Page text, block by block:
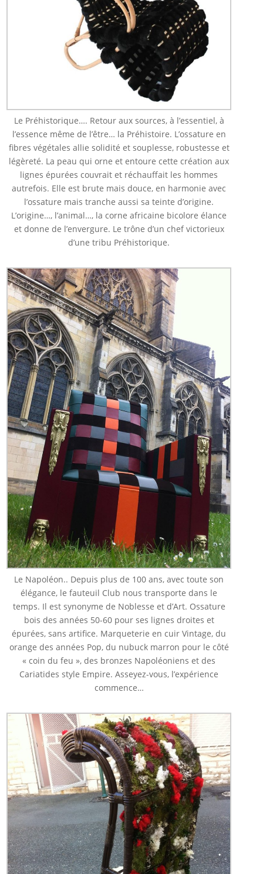
Le Préhistorique…. Retour aux sources, à l’essentiel, à
l’essence même de l’être… la Préhistoire. L’ossature en
fibres végétales allie solidité et souplesse, robustesse et
légèreté. La peau qui orne et entoure cette création aux
lignes épurées couvrait et réchauffait les hommes
autrefois. Elle est brute mais douce, en harmonie avec
l’ossature mais tranche aussi sa teinte d’origine.
L’origine…, l’animal…, la corne africaine bicolore élance
et donne de l’envergure. Le trône d’un chef victorieux
d’une tribu Préhistorique.
Le Napoléon.. Depuis plus de 100 ans, avec toute son
élégance, le fauteuil Club nous transporte dans le
temps. Il est synonyme de Noblesse et d’Art. Ossature
bois des années 50-60 pour ses lignes droites et
épurées, sans artifice. Marqueterie en cuir Vintage, du
orange des années Pop, du nubuck marron pour le côté
« coin du feu », des bronzes Napoléoniens et des
Cariatides style Empire. Asseyez-vous, l’expérience
commence…